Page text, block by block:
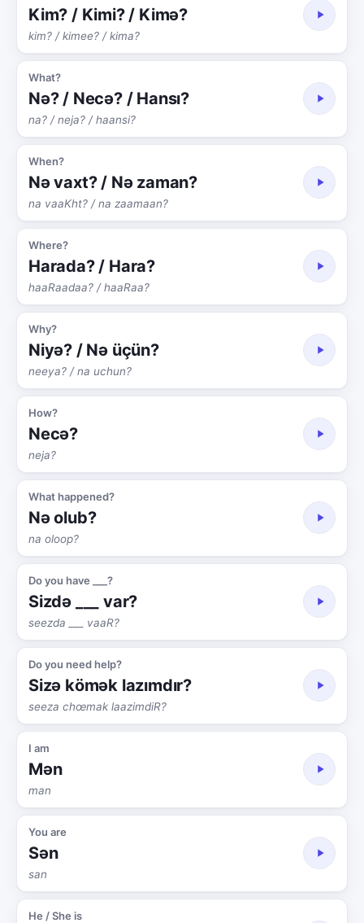
Kim? / Kimi? / Kimə?
kim? / kimee? / kima?
What?
Nə? / Necə? / Hansı?
na? / neja? / haansi?
When?
Nə vaxt? / Nə zaman?
na vaaKht? / na zaamaan?
Where?
Harada? / Hara?
haaRaadaa? / haaRaa?
Why?
Niyə? / Nə üçün?
neeya? / na uchun?
How?
Necə?
neja?
What happened?
Nə olub?
na oloop?
Do you have ___?
Sizdə ___ var?
seezda ___ vaaR?
Do you need help?
Sizə kömək lazımdır?
seeza chœmak laazimdiR?
I am
Mən
man
You are
Sən
san
He / She is